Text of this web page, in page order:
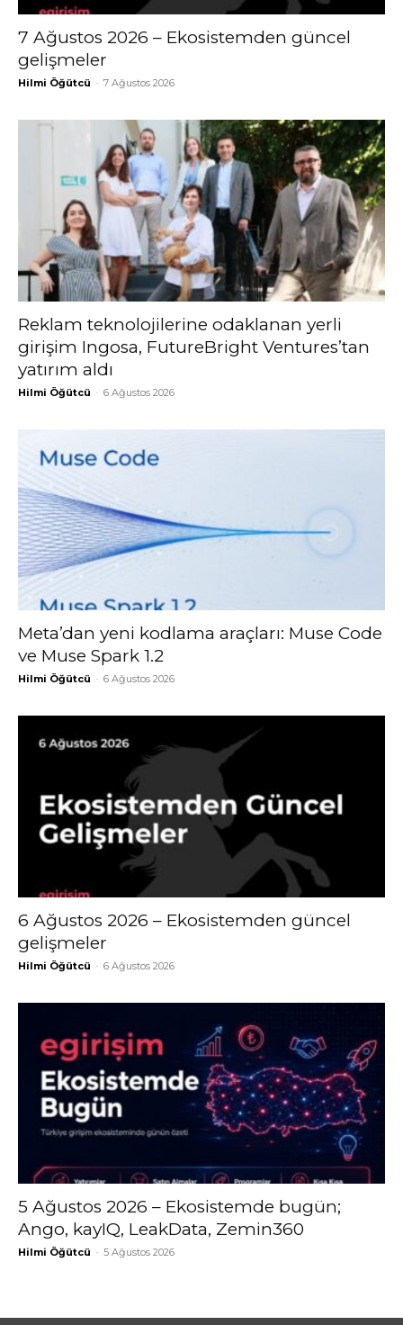
7 Ağustos 2026 – Ekosistemden güncel
gelişmeler
Hilmi Öğütcü - 7 Ağustos 2026
Reklam teknolojilerine odaklanan yerli
girişim Ingosa, FutureBright Ventures’tan
yatırım aldı
Hilmi Öğütcü - 6 Ağustos 2026
Meta’dan yeni kodlama araçları: Muse Code
ve Muse Spark 1.2
Hilmi Öğütcü - 6 Ağustos 2026
6 Ağustos 2026 – Ekosistemden güncel
gelişmeler
Hilmi Öğütcü - 6 Ağustos 2026
5 Ağustos 2026 – Ekosistemde bugün;
Ango, kayIQ, LeakData, Zemin360
Hilmi Öğütcü - 5 Ağustos 2026